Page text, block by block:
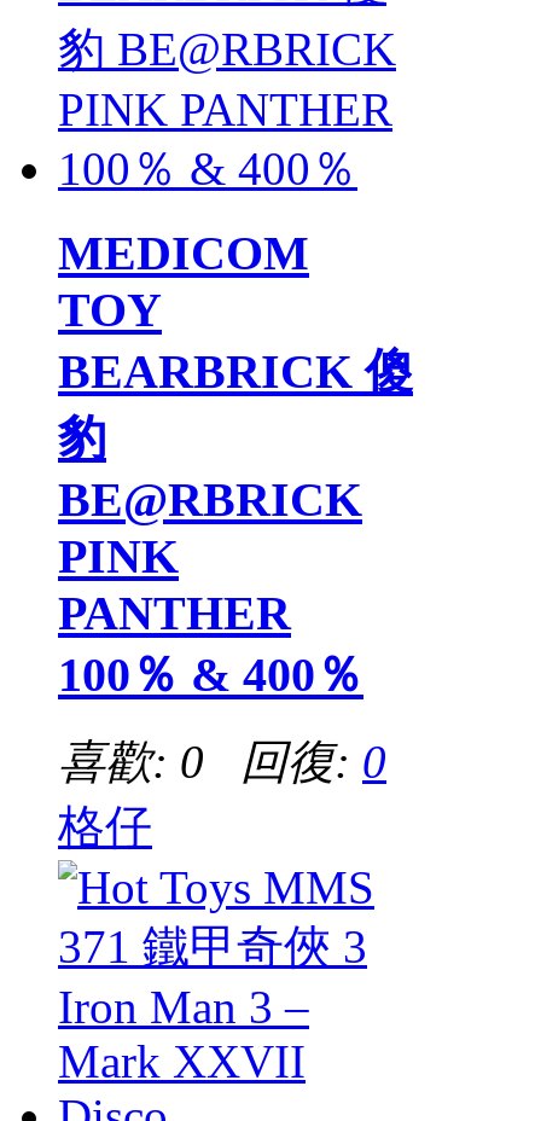
MEDICOM
TOY
BEARBRICK 傻
豹
BE@RBRICK
PINK
PANTHER
100％ & 400％
喜歡: 0 回復: 0
格仔